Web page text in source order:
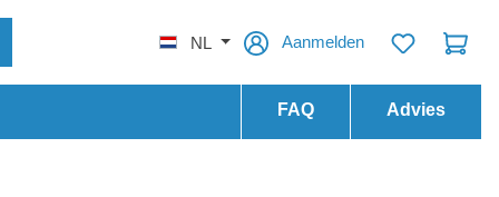
NL
Aanmelden
FAQ Advies